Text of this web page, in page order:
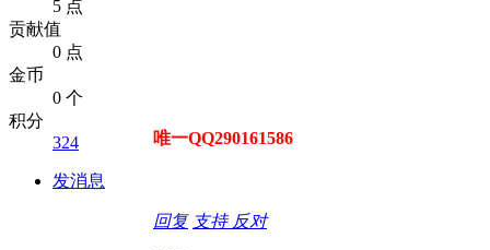
5 点
贡献值
0 点
金币
0 个
积分
324
发消息
唯一QQ290161586
回复 支持 反对